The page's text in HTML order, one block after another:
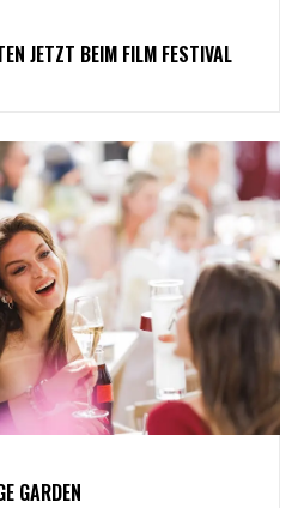
JETZT BEIM FILM FESTIVAL
GARDEN